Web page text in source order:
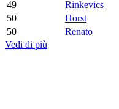
49
Rinkevics
50
Horst
50
Renato
Vedi di più